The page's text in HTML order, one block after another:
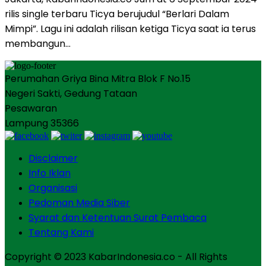
rilis single terbaru Ticya berujudul “Berlari Dalam
Mimpi”. Lagu ini adalah rilisan ketiga Ticya saat ia terus
membangun…
Perumahan Griya Bina Mitra Blok F No.15
Negeri Sakti, Gedung Tataan
Pesawaran
Lampung 35366
Disclaimer
Info Iklan
Organisasi
Pedoman Media Siber
Syarat dan Ketentuan Surat Pembaca
Tentang Kami
Copyright © 2023 KabarIndonesia.co - All Rights